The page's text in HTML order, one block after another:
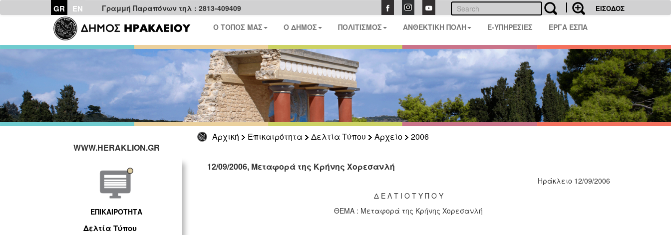
GR EN Γραμμή Παραπόνων τηλ : 2813-409409 ΕΙΣΟΔΟΣ
Ο ΤΟΠΟΣ ΜΑΣ Ο ΔΗΜΟΣ ΠΟΛΙΤΙΣΜΟΣ ΑΝΘΕΚΤΙΚΗ ΠΟΛΗ E-ΥΠΗΡΕΣΙΕΣ ΕΡΓΑ ΕΣΠΑ
Αρχική Επικαιρότητα Δελτία Τύπου Αρχείο
2006
WWW.HERAKLION.GR
ΕΠΙΚΑΙΡΟΤΗΤΑ
Δελτία Τύπου
12/09/2006, Μεταφορά της Κρήνης Χορεσανλή
Ηράκλειο 12/09/2006
Δ Ε Λ Τ Ι Ο Τ Υ Π Ο Υ
ΘΕΜΑ : Μεταφορά της Κρήνης Χορεσανλή